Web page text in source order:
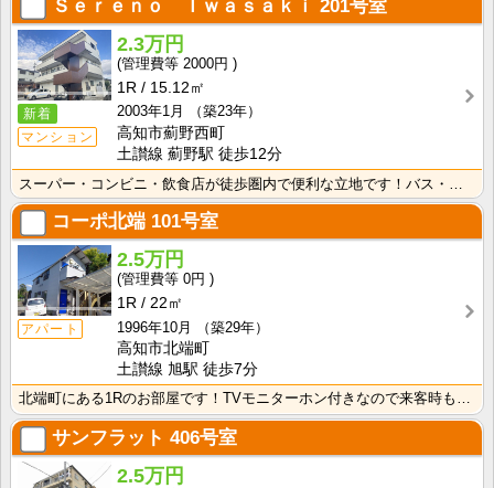
Ｓｅｒｅｎｏ Ｉｗａｓａｋｉ 201号室
新着
マンション
2.3万円
2000円
1R
15.12㎡
2003年1月
（築23年）
高知市薊野西町
土讃線 薊野駅 徒歩12分
コーポ北端 101号室
アパート
2.5万円
0円
1R
22㎡
1996年10月
（築29年）
高知市北端町
土讃線 旭駅 徒歩7分
北端町にある1Rのお部屋です！TVモニターホン付きなので来客時も安心！室内に洗濯機を置けるので家電を･･･
サンフラット 406号室
2.5万円